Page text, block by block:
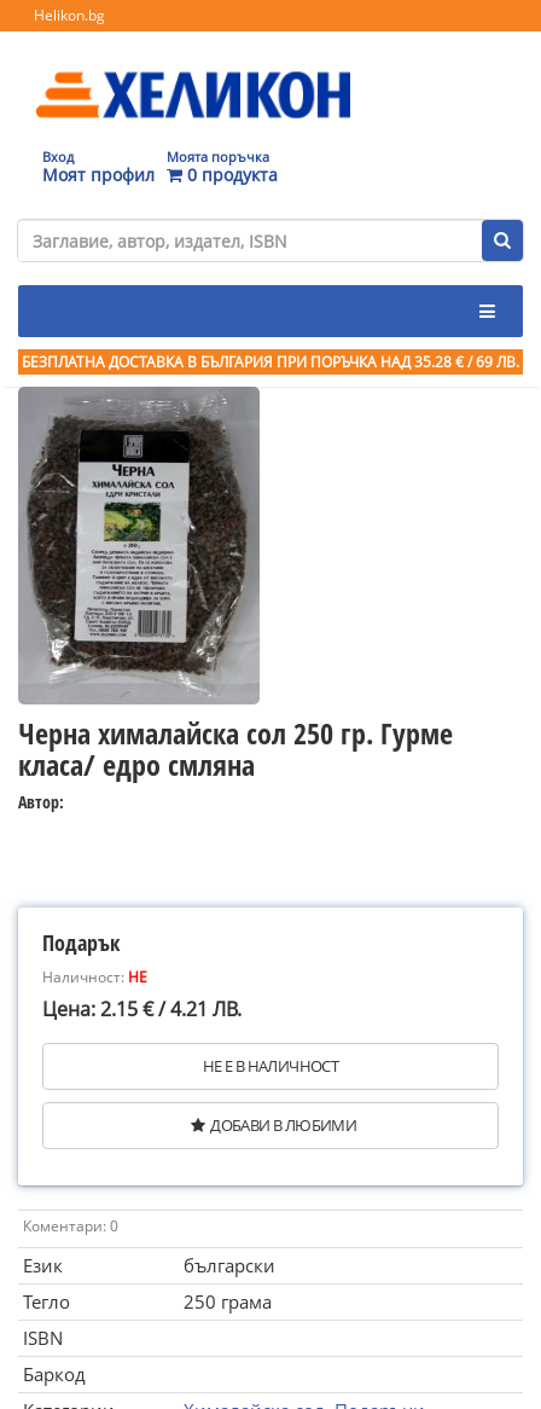
Helikon.bg
Вход
Моят профил
Моята поръчка
0 продукта
БЕЗПЛАТНА ДОСТАВКА В БЪЛГАРИЯ ПРИ ПОРЪЧКА НАД 35.28 € / 69 ЛВ.
Черна хималайска сол 250 гр. Гурме
класа/ едро смляна
Автор:
Подарък
Наличност: НЕ
Цена: 2.15 € / 4.21 ЛВ.
НЕ Е В НАЛИЧНОСТ
ДОБАВИ В ЛЮБИМИ
Коментари: 0
Език
български
Тегло
250 грама
ISBN
Баркод